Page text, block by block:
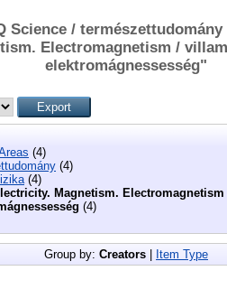
Science /
Electromagnetism /
elektromágnessesség"
(4)
(4)
(4)
Magnetism.
(4)
Group by: Creators Item Type